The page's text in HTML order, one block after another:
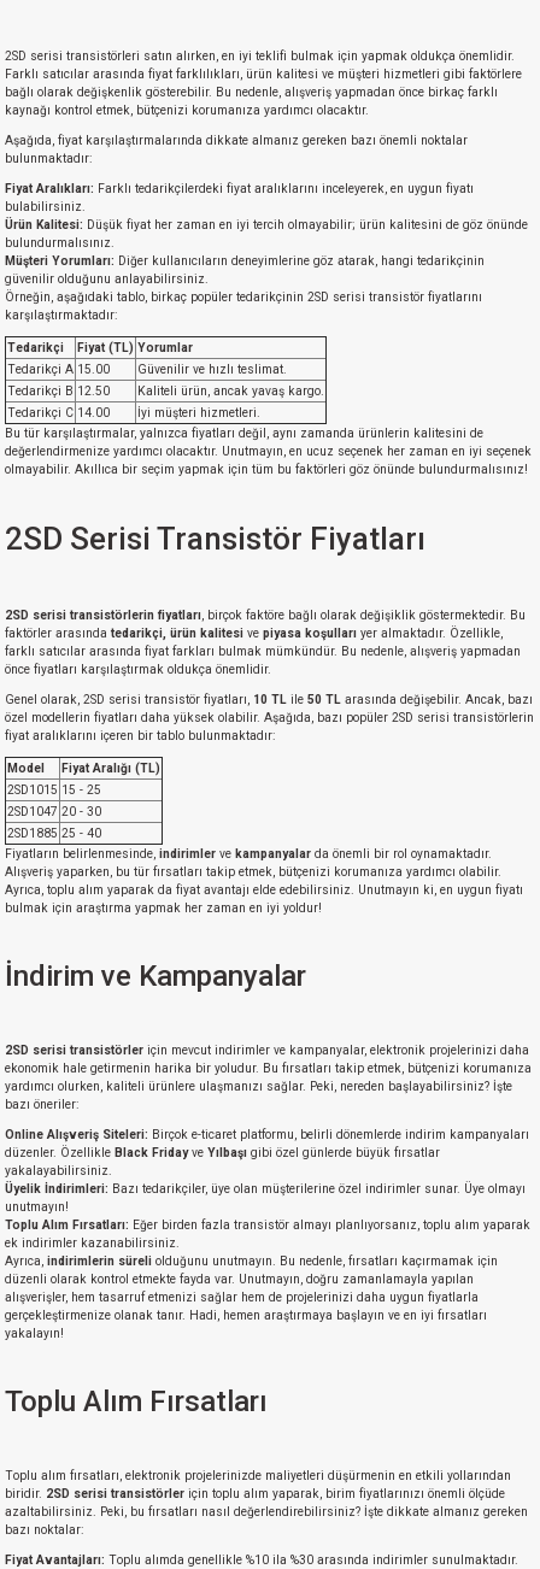
2SD serisi transistörleri satın alırken, en iyi teklifi bulmak için yapmak oldukça önemlidir.
Farklı satıcılar arasında fiyat farklılıkları, ürün kalitesi ve müşteri hizmetleri gibi faktörlere
bağlı olarak değişkenlik gösterebilir. Bu nedenle, alışveriş yapmadan önce birkaç farklı
kaynağı kontrol etmek, bütçenizi korumanıza yardımcı olacaktır.
Aşağıda, fiyat karşılaştırmalarında dikkate almanız gereken bazı önemli noktalar
bulunmaktadır:
Fiyat Aralıkları: Farklı tedarikçilerdeki fiyat aralıklarını inceleyerek, en uygun fiyatı
bulabilirsiniz.
Ürün Kalitesi: Düşük fiyat her zaman en iyi tercih olmayabilir; ürün kalitesini de göz önünde
bulundurmalısınız.
Müşteri Yorumları: Diğer kullanıcıların deneyimlerine göz atarak, hangi tedarikçinin
güvenilir olduğunu anlayabilirsiniz.
Örneğin, aşağıdaki tablo, birkaç popüler tedarikçinin 2SD serisi transistör fiyatlarını
karşılaştırmaktadır:
Tedarikçi Fiyat (TL) Yorumlar
Tedarikçi A 15.00
Güvenilir ve hızlı teslimat.
Tedarikçi B 12.50
Kaliteli ürün, ancak yavaş kargo.
Tedarikçi C 14.00
İyi müşteri hizmetleri.
Bu tür karşılaştırmalar, yalnızca fiyatları değil, aynı zamanda ürünlerin kalitesini de
değerlendirmenize yardımcı olacaktır. Unutmayın, en ucuz seçenek her zaman en iyi seçenek
olmayabilir. Akıllıca bir seçim yapmak için tüm bu faktörleri göz önünde bulundurmalısınız!
2SD Serisi Transistör Fiyatları
2SD serisi transistörlerin fiyatları , birçok faktöre bağlı olarak değişiklik göstermektedir. Bu
faktörler arasında tedarikçi, ürün kalitesi ve piyasa koşulları yer almaktadır. Özellikle,
farklı satıcılar arasında fiyat farkları bulmak mümkündür. Bu nedenle, alışveriş yapmadan
önce fiyatları karşılaştırmak oldukça önemlidir.
Genel olarak, 2SD serisi transistör fiyatları, 10 TL ile 50 TL arasında değişebilir. Ancak, bazı
özel modellerin fiyatları daha yüksek olabilir. Aşağıda, bazı popüler 2SD serisi transistörlerin
fiyat aralıklarını içeren bir tablo bulunmaktadır:
Model
Fiyat Aralığı (TL)
2SD1015 15 - 25
2SD1047 20 - 30
2SD1885 25 - 40
Fiyatların belirlenmesinde, indirimler ve kampanyalar da önemli bir rol oynamaktadır.
Alışveriş yaparken, bu tür fırsatları takip etmek, bütçenizi korumanıza yardımcı olabilir.
Ayrıca, toplu alım yaparak da fiyat avantajı elde edebilirsiniz. Unutmayın ki, en uygun fiyatı
bulmak için araştırma yapmak her zaman en iyi yoldur!
İndirim ve Kampanyalar
2SD serisi transistörler için mevcut indirimler ve kampanyalar, elektronik projelerinizi daha
ekonomik hale getirmenin harika bir yoludur. Bu fırsatları takip etmek, bütçenizi korumanıza
yardımcı olurken, kaliteli ürünlere ulaşmanızı sağlar. Peki, nereden başlayabilirsiniz? İşte
bazı öneriler:
Online Alışveriş Siteleri: Birçok e-ticaret platformu, belirli dönemlerde indirim kampanyaları
düzenler. Özellikle Black Fridayve Yılbaşı gibi özel günlerde büyük fırsatlar
yakalayabilirsiniz.
Üyelik İndirimleri: Bazı tedarikçiler, üye olan müşterilerine özel indirimler sunar. Üye olmayı
unutmayın!
Toplu Alım Fırsatları: Eğer birden fazla transistör almayı planlıyorsanız, toplu alım yaparak
ek indirimler kazanabilirsiniz.
Ayrıca, indirimlerin süreli olduğunu unutmayın. Bu nedenle, fırsatları kaçırmamak için
düzenli olarak kontrol etmekte fayda var. Unutmayın, doğru zamanlamayla yapılan
alışverişler, hem tasarruf etmenizi sağlar hem de projelerinizi daha uygun fiyatlarla
gerçekleştirmenize olanak tanır. Hadi, hemen araştırmaya başlayın ve en iyi fırsatları
yakalayın!
Toplu Alım Fırsatları
Toplu alım fırsatları, elektronik projelerinizde maliyetleri düşürmenin en etkili yollarından
biridir. 2SD serisi transistörler için toplu alım yaparak, birim fiyatlarınızı önemli ölçüde
azaltabilirsiniz. Peki, bu fırsatları nasıl değerlendirebilirsiniz? İşte dikkate almanız gereken
bazı noktalar:
Fiyat Avantajları: Toplu alımda genellikle %10 ila %30 arasında indirimler sunulmaktadır.